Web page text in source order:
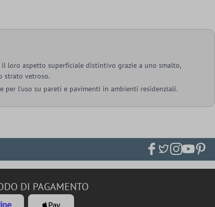
loro aspetto superficiale distintivo grazie a uno smalto,
strato vetroso.
per l'uso su pareti e pavimenti in ambienti residenziali.
DI PAGAMENTO